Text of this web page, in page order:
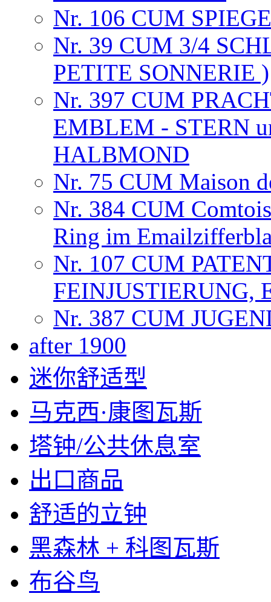
Nr. 106 CUM
Nr. 39 CUM 3/4
PETITE SONNERIE )
Nr. 397 CUM
EMBLEM - STERN
HALBMOND
Nr. 75 CUM Maison
Nr. 384 CUM
Ring im
Nr. 107 CUM
FEINJUSTIERUNG,
Nr. 387 CUM
after 1900
迷你舒适型
马克西·康图瓦斯
塔钟/公共休息室
出口商品
舒适的立钟
黑森林 + 科图瓦斯
布谷鸟